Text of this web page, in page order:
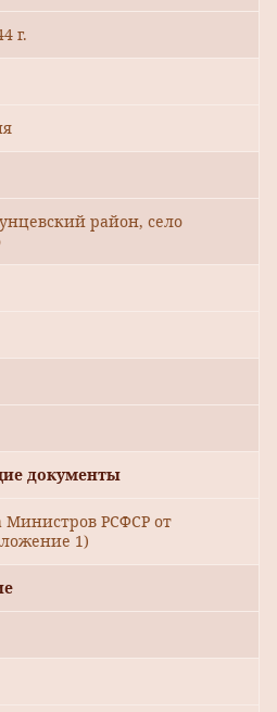
г.
район, село
документы
Министров РСФСР от
1)